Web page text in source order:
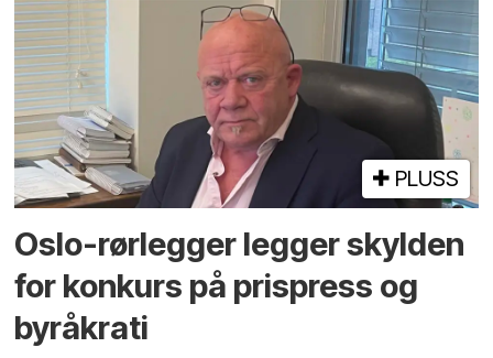
PLUSS
Oslo-rørlegger legger skylden
for konkurs på prispress og
byråkrati